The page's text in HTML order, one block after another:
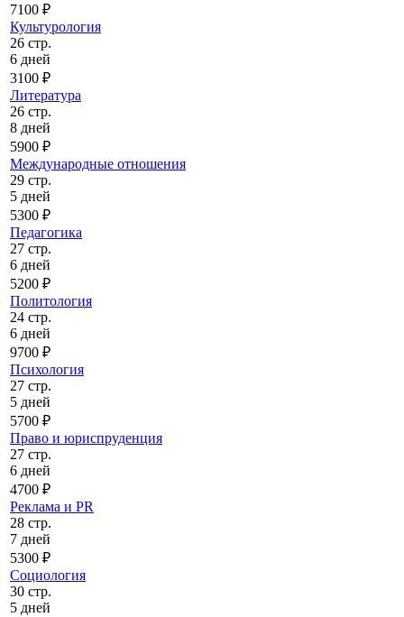
7100 ₽
Культурология
26 стр.
6 дней
3100 ₽
Литература
26 стр.
8 дней
5900 ₽
Международные отношения
29 стр.
5 дней
5300 ₽
Педагогика
27 стр.
6 дней
5200 ₽
Политология
24 стр.
6 дней
9700 ₽
Психология
27 стр.
5 дней
5700 ₽
Право и юриспруденция
27 стр.
6 дней
4700 ₽
Реклама и PR
28 стр.
7 дней
5300 ₽
Социология
30 стр.
5 дней